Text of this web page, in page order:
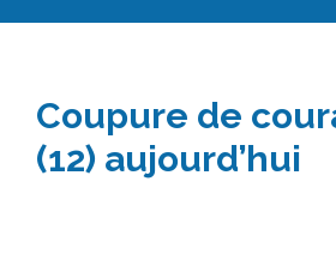
Coupure de
(12) aujourd’hui